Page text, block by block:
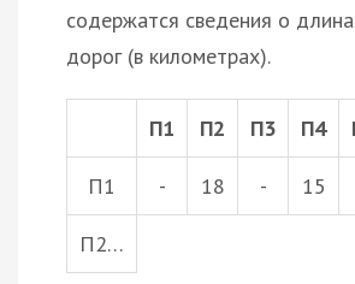
содержатся сведения о
дорог (в километрах).
П1 П2 П3 П4
П1 - 18 - 15
П2…